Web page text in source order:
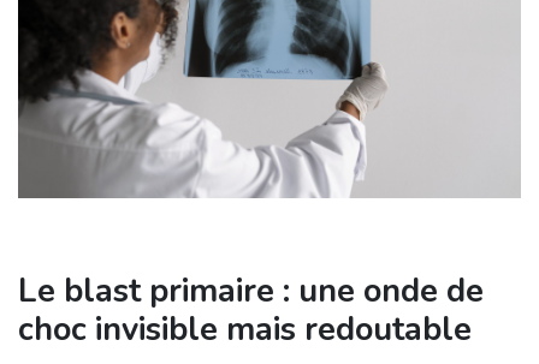
Le blast primaire : une onde de
choc invisible mais redoutable